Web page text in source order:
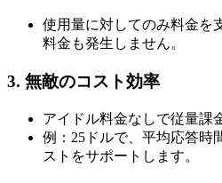
使用量に対してのみ料金を
料金も発生しません。
3. 無敵のコスト効率
アイドル料金なしで従量課
例：25ドルで、平均応答時
ストをサポートします。